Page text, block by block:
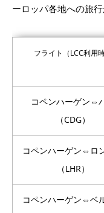
ーロッパ各地への旅行
フライト（LCC利用時
コペンハーゲン⇔
（CDG）
コペンハーゲン⇔ロ
（LHR）
コペンハーゲン⇔ベ